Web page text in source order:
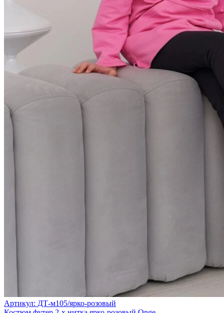
Артикул: ДТ-м105/ярко-розовый